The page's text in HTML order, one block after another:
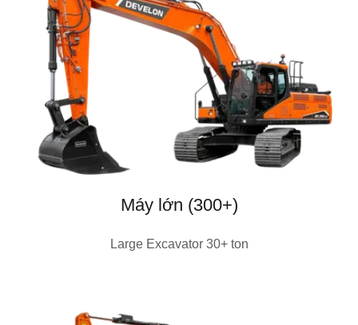
Máy lớn (300+)
Large Excavator 30+ ton